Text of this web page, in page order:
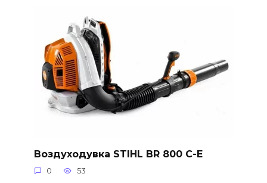
Воздуходувка STIHL BR 800 C-E
0 53